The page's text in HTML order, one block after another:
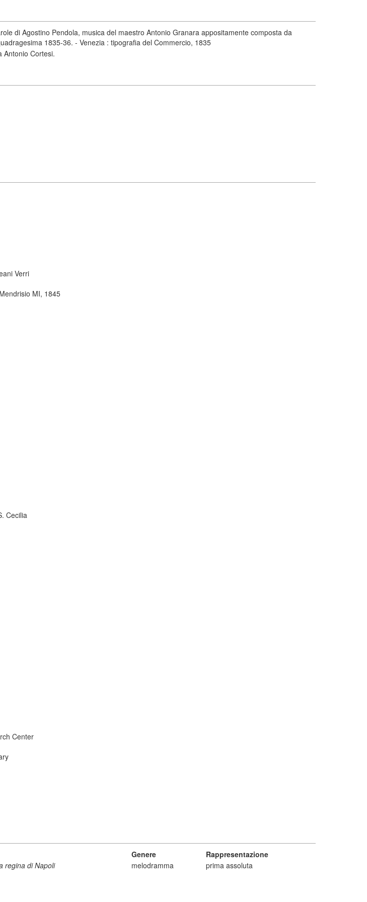
di Agostino Pendola, musica del maestro Antonio Granara appositamente composta da
1835-36. - Venezia : tipografia del Commercio, 1835
Antonio Cortesi.
Verri
MI, 1845
Cecilia
Center
Genere
Rappresentazione
regina di Napoli melodramma prima assoluta